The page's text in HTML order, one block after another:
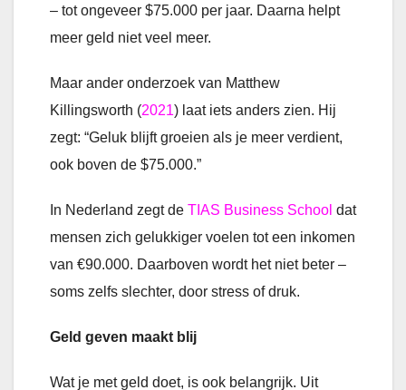
– tot ongeveer $75.000 per jaar. Daarna helpt
meer geld niet veel meer.
Maar ander onderzoek van Matthew
Killingsworth (2021) laat iets anders zien. Hij
zegt: “Geluk blijft groeien als je meer verdient,
ook boven de $75.000.”
In Nederland zegt de TIAS Business School dat
mensen zich gelukkiger voelen tot een inkomen
van €90.000. Daarboven wordt het niet beter –
soms zelfs slechter, door stress of druk.
Geld geven maakt blij
Wat je met geld doet, is ook belangrijk. Uit